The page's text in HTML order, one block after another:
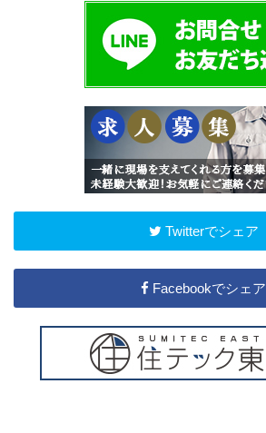
Twitterでシェア
Facebookでシェア